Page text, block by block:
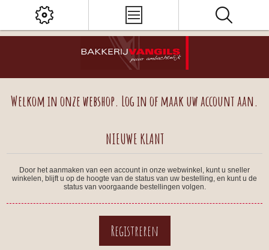
Welkom in onze webshop. Log in of maak uw account aan.
NIEUWE KLANT
Door het aanmaken van een account in onze webwinkel, kunt u sneller
winkelen, blijft u op de hoogte van de status van uw bestelling, en kunt u de
status van voorgaande bestellingen volgen.